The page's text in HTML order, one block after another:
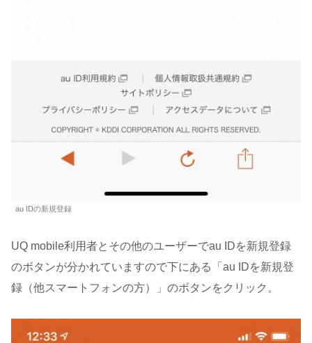
au IDの新規登録
UQ mobile利用者とその他のユーザーでau IDを新規登録
のボタンが分かれていますので下にある「au IDを新規登
録（他スマートフォンの方）」のボタンをクリック。